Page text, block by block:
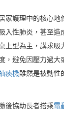
家護理中的核心地
性肺炎，甚至造
上型為主，講求
避免因壓力過大
痰機雖然是被動性
後協助長者搭乘電